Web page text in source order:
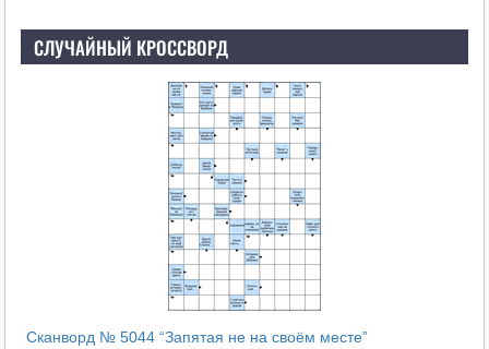
СЛУЧАЙНЫЙ КРОССВОРД
Сканворд № 5044 “Запятая не на своём месте”